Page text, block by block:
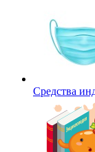
Средства